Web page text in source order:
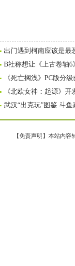
出门遇到柯南应该是最
B社称想让《上古卷轴
《死亡搁浅》PC版分
《北欧女神：起源》开
武汉“出克玩”图鉴 斗
【免责声明】本站内